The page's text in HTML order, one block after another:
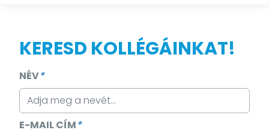
KERESD KOLLÉGÁINKAT!
NÉV*
E-MAIL CÍM*